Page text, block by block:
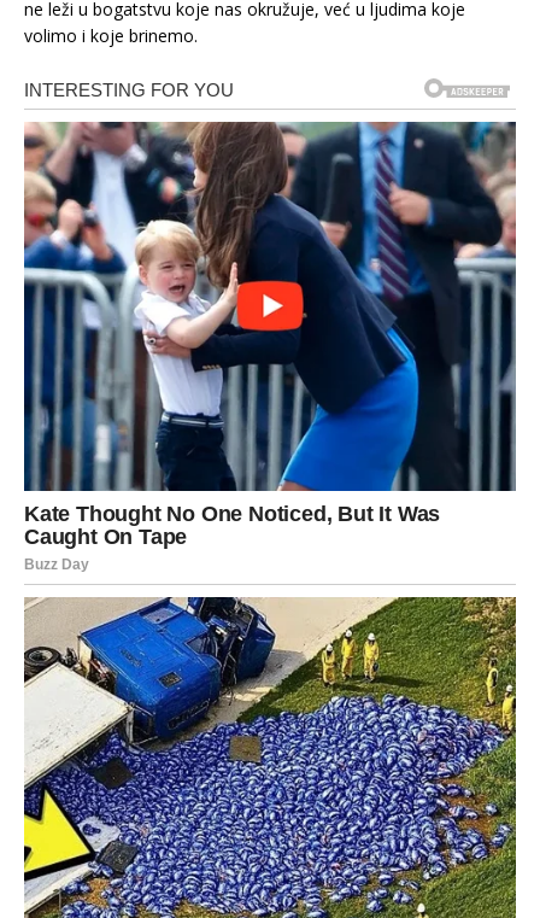
ne leži u bogatstvu koje nas okružuje, već u ljudima koje
volimo i koje brinemo.